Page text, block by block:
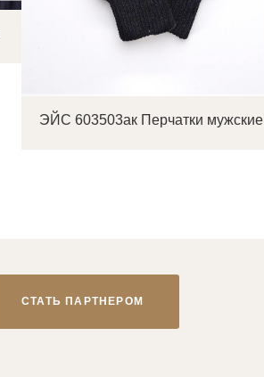
ЭЙС 603503ак Перчатки мужские
СТАТЬ ПАРТНЕРОМ